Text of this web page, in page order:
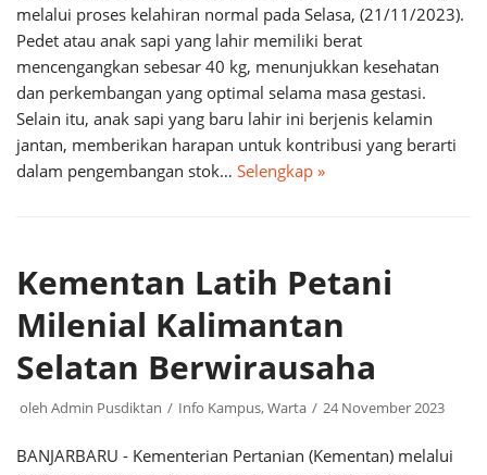
melalui proses kelahiran normal pada Selasa, (21/11/2023).
Pedet atau anak sapi yang lahir memiliki berat
mencengangkan sebesar 40 kg, menunjukkan kesehatan
dan perkembangan yang optimal selama masa gestasi.
Selain itu, anak sapi yang baru lahir ini berjenis kelamin
jantan, memberikan harapan untuk kontribusi yang berarti
dalam pengembangan stok… Selengkap »
Kementan Latih Petani
Milenial Kalimantan
Selatan Berwirausaha
oleh Admin Pusdiktan Info Kampus,Warta 24 November 2023
BANJARBARU - Kementerian Pertanian (Kementan) melalui